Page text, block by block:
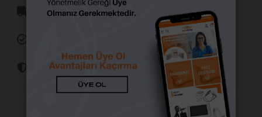
Aynı Gün Kargo
Güvenli Alışveriş